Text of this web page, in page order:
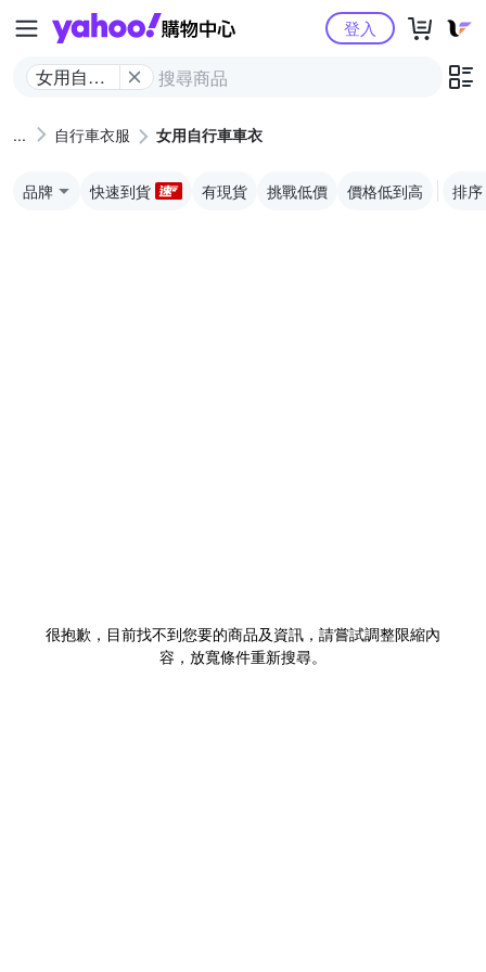
Yahoo購物中心
女用自行
登入
自行車衣服 女用自行車車衣
品牌 快速到貨 有現貨 挑戰低價 價格低到高 排序
很抱歉，目前找不到您要的商品及資訊，請嘗試調整限縮內
容，放寬條件重新搜尋。